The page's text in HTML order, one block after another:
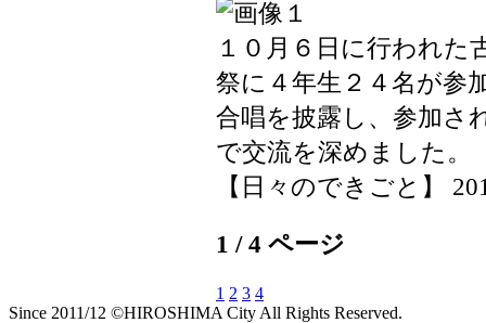
１０月６日に行われた
祭に４年生２４名が参
合唱を披露し、参加さ
で交流を深めました。
【日々のできごと】
1 / 4 ページ
1 2 3 4
Since 2011/12 ©HIROSHIMA City All Rights Reserved.